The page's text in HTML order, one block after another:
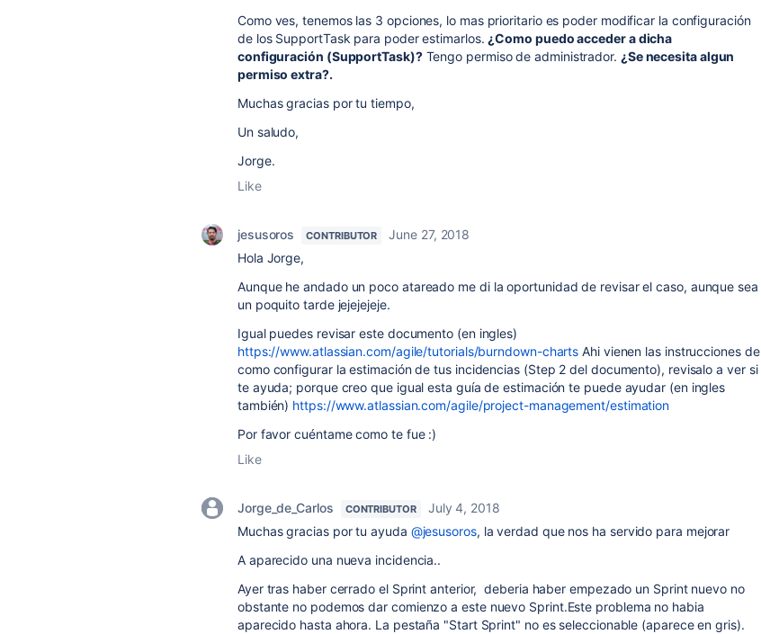
Como ves, tenemos las 3 opciones, lo mas prioritario es poder modificar la configuración
de los SupportTask para poder estimarlos. ¿Como puedo acceder a dicha
configuración (SupportTask)?Tengo permiso de administrador. ¿Se necesita algun
permiso extra?.
Muchas gracias por tu tiempo,
Un saludo,
Jorge.
Like
jesusoros CONTRIBUTOR
June 27, 2018
Hola Jorge,
Aunque he andado un poco atareado me di la oportunidad de revisar el caso, aunque sea
un poquito tarde jejejejeje.
Igual puedes revisar este documento (en ingles)
https://www.atlassian.com/agile/tutorials/burndown-charts Ahi vienen las instrucciones de
como configurar la estimación de tus incidencias (Step 2 del documento), revisalo a ver si
te ayuda; porque creo que igual esta guía de estimación te puede ayudar (en ingles
también) https://www.atlassian.com/agile/project-management/estimation
Por favor cuéntame como te fue :)
Like
Jorge_de_Carlos CONTRIBUTOR
July 4, 2018
Muchas gracias por tu ayuda @jesusoros, la verdad que nos ha servido para mejorar
A aparecido una nueva incidencia..
Ayer tras haber cerrado el Sprint anterior, deberia haber empezado un Sprint nuevo no
obstante no podemos dar comienzo a este nuevo Sprint.Este problema no habia
aparecido hasta ahora. La pestaña "Start Sprint" no es seleccionable (aparece en gris).